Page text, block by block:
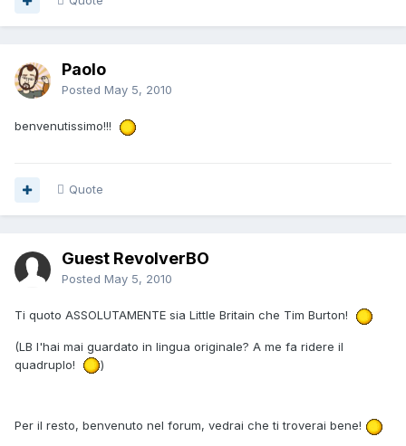
Paolo
Posted May 5, 2010
benvenutissimo!!!
Quote
Guest RevolverBO
Posted May 5, 2010
Ti quoto ASSOLUTAMENTE sia Little Britain che Tim Burton!
(LB l'hai mai guardato in lingua originale? A me fa ridere il
quadruplo!
)
Per il resto, benvenuto nel forum, vedrai che ti troverai bene!